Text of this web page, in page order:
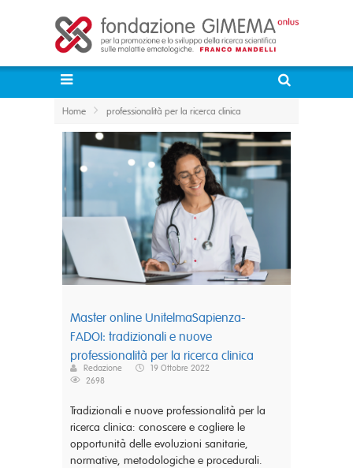
Home professionalità per la ricerca clinica
Master online UnitelmaSapienza-
FADOI: tradizionali e nuove
professionalità per la ricerca clinica
Redazione
19 Ottobre 2022
2698
Tradizionali e nuove professionalità per la
ricerca clinica: conoscere e cogliere le
opportunità delle evoluzioni sanitarie,
normative, metodologiche e procedurali.